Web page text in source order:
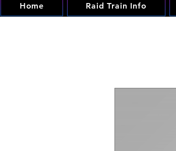
Home Raid Train Info